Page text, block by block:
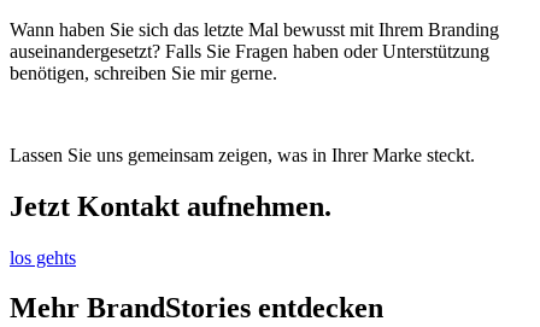
Wann haben Sie sich das letzte Mal bewusst mit Ihrem Branding
auseinandergesetzt? Falls Sie Fragen haben oder Unterstützung
benötigen, schreiben Sie mir gerne.
Lassen Sie uns gemeinsam zeigen, was in Ihrer Marke steckt.
Jetzt Kontakt aufnehmen.
los gehts
Mehr BrandStories entdecken